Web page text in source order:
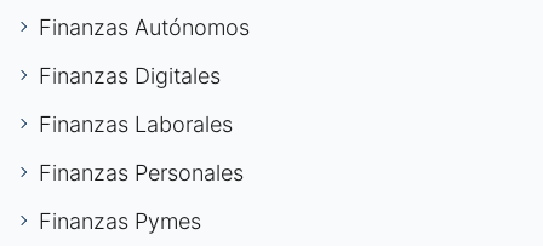
Finanzas Autónomos
Finanzas Digitales
Finanzas Laborales
Finanzas Personales
Finanzas Pymes